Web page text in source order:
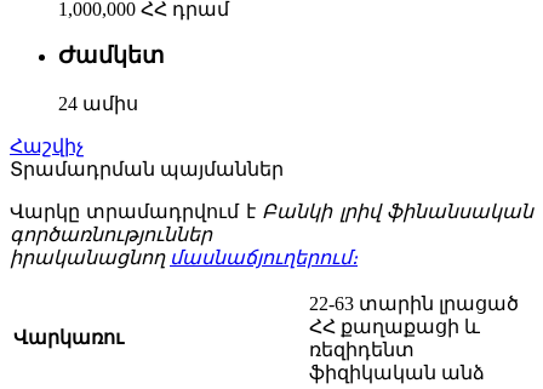
1,000,000 ՀՀ դրամ
Ժամկետ
24 ամիս
Հաշվիչ
Տրամադրման պայմաններ
Վարկը տրամադրվում է Բանկիլրիվ ֆինանսական
գործառնություններ
իրականացնող մասնաճյուղերում։
Վարկառու
22-63 տարին լրացած
ՀՀ քաղաքացի և
ռեզիդենտ
ֆիզիկական անձ